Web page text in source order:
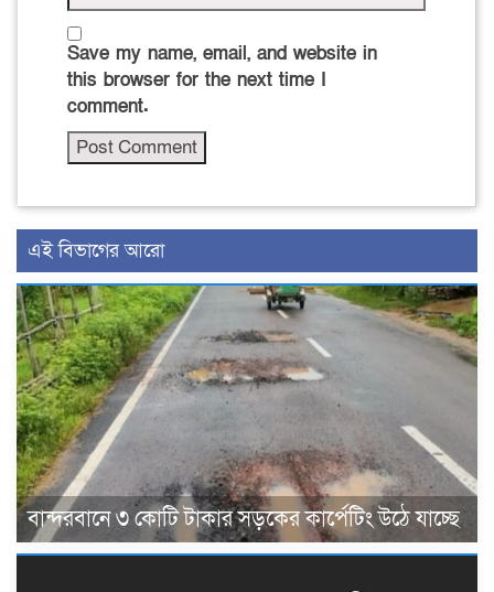
Save my name, email, and website in
this browser for the next time I
comment.
এই বিভাগের আরো
বান্দরবানে ৩ কোটি টাকার সড়কের কার্পেটিং উঠে যাচ্ছে